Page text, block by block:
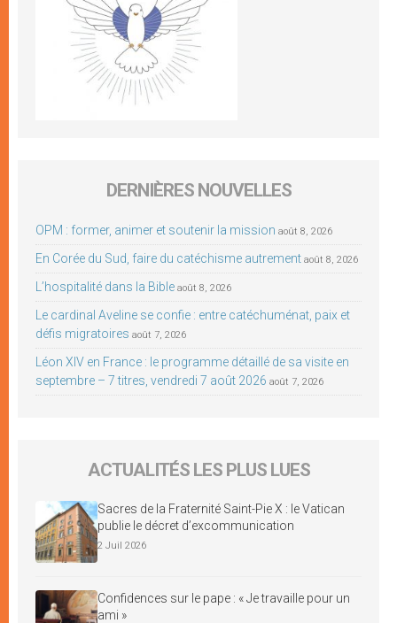
DERNIÈRES NOUVELLES
OPM : former, animer et soutenir la mission août 8, 2026
En Corée du Sud, faire du catéchisme autrement août 8, 2026
L’hospitalité dans la Bible août 8, 2026
Le cardinal Aveline se confie : entre catéchuménat, paix et
défis migratoires août 7, 2026
Léon XIV en France : le programme détaillé de sa visite en
septembre – 7 titres, vendredi 7 août 2026 août 7, 2026
ACTUALITÉS LES PLUS LUES
Sacres de la Fraternité Saint-Pie X : le Vatican
publie le décret d’excommunication
2 Juil 2026
Confidences sur le pape : « Je travaille pour un
ami »